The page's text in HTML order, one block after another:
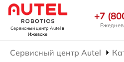
Сервисный центр Autelв
Ижевске
+7
Сервисный центр Autel